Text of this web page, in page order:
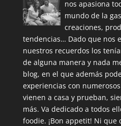
nos apasiona
mundo de la
creaciones,
tendencias… Dado que nos
nuestros recuerdos los
de alguna manera y nada
blog, en el que además
experiencias con
vienen a casa y prueban,
más. Va dedicado a todos
foodie. ¡Bon appetit! Ni que